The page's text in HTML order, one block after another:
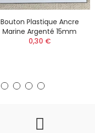
Bouton Plastique Ancre
Marine Argenté 15mm
0,30 €